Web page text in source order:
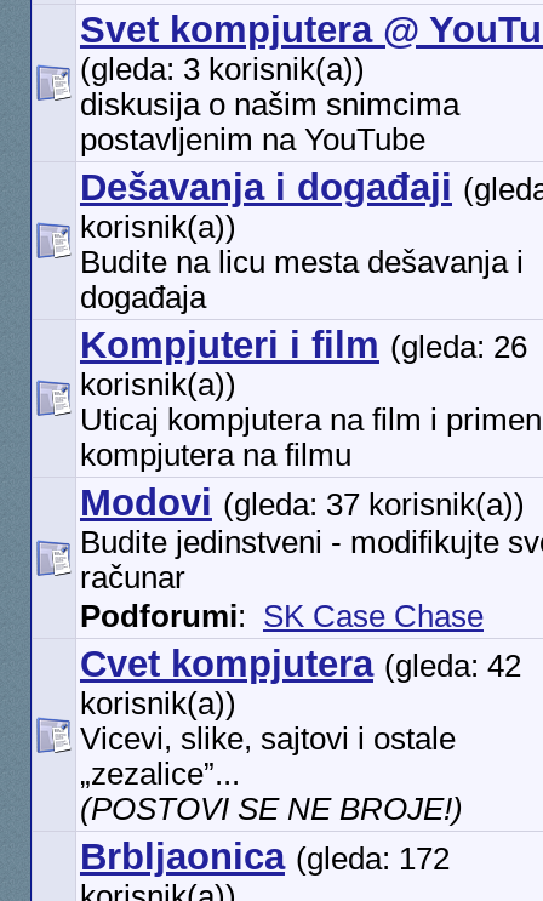
Svet kompjutera @
(gleda: 3 korisnik(a))
diskusija o našim snimcima
postavljenim na YouTube
Dešavanja i događaji
korisnik(a))
Budite na licu mesta dešavanja i
događaja
Kompjuteri i film (gleda: 26
korisnik(a))
Uticaj kompjutera na film i
kompjutera na filmu
Modovi (gleda: 37 korisnik(a))
Budite jedinstveni - modifikujte
računar
Podforumi: SK Case Chase
Cvet kompjutera (gleda: 42
korisnik(a))
Vicevi, slike, sajtovi i ostale
„zezalice”...
(POSTOVI SE NE BROJE!)
Brbljaonica (gleda: 172